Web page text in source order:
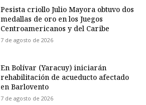
Pesista criollo Julio Mayora obtuvo dos
medallas de oro en los Juegos
Centroamericanos y del Caribe
7 de agosto de 2026
En Bolívar (Yaracuy) iniciarán
rehabilitación de acueducto afectado
en Barlovento
7 de agosto de 2026